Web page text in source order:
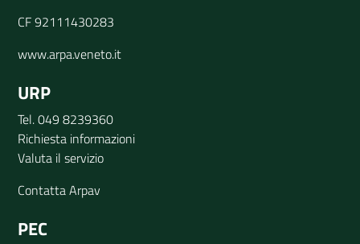
CF 92111430283
www.arpa.veneto.it
URP
Tel. 049 8239360
Richiesta informazioni
Valuta il servizio
Contatta Arpav
PEC